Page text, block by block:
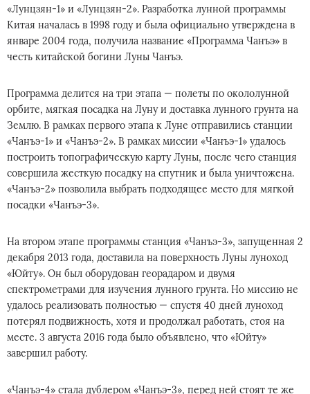
«Лунцзян-1» и «Лунцзян-2». Разработка лунной программы
Китая началась в 1998 году и была официально утверждена в
январе 2004 года, получила название «Программа Чанъэ» в
честь китайской богини Луны Чанъэ.
Программа делится на три этапа — полеты по окололунной
орбите, мягкая посадка на Луну и доставка лунного грунта на
Землю. В рамках первого этапа к Луне отправились станции
«Чанъэ-1» и «Чанъэ-2». В рамках миссии «Чанъэ-1» удалось
построить топографическую карту Луны, после чего станция
совершила жесткую посадку на спутник и была уничтожена.
«Чанъэ-2» позволила выбрать подходящее место для мягкой
посадки «Чанъэ-3».
На втором этапе программы станция «Чанъэ-3», запущенная 2
декабря 2013 года, доставила на поверхность Луны луноход
«Юйту». Он был оборудован георадаром и двумя
спектрометрами для изучения лунного грунта. Но миссию не
удалось реализовать полностью — спустя 40 дней луноход
потерял подвижность, хотя и продолжал работать, стоя на
месте. 3 августа 2016 года было объявлено, что «Юйту»
завершил работу.
«Чанъэ-4» стала дублером «Чанъэ-3», перед ней стоят те же